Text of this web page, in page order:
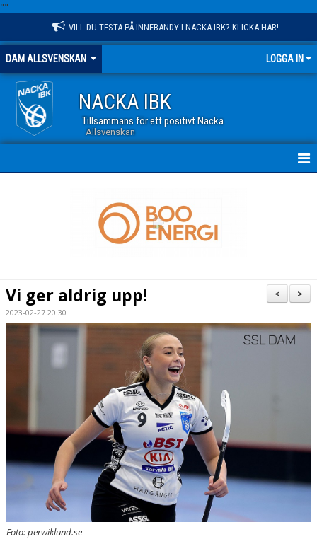
""
VILL DU TESTA PÅ INNEBANDY I NACKA IBK? KLICKA HÄR!
DAM ALLSVENSKAN LOGGA IN
NACKA IBK
Tillsammans för ett positivt Nacka
Allsvenskan
MATCHER
KONTAKT
>
<
Vi ger aldrig upp!
2023-02-27 20:30
Foto: perwiklund.se